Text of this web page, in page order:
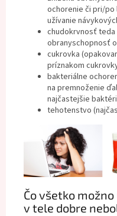
ochorenie či pri/
užívanie
chudokrvnosť teda
obranyschopnosť
cukrovka
príznakom
bakteriálne
na premnoženie
najčastejšie
tehotenstvo
Čo všetko
v tele dobre